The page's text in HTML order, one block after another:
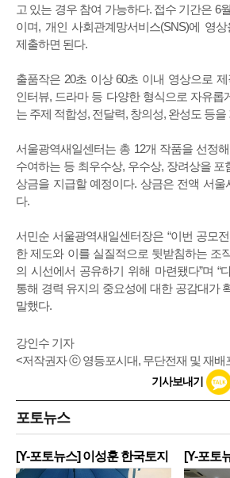
고 있는 경우 참여 가능하다. 접수 기간은 6
이며, 개인 사회관계망서비스(SNS)에 영
제출하면 된다.
출품작은 20초 이상 60초 이내 영상으로
인터뷰, 드라마 등 다양한 형식으로 자유롭
는 주제 적합성, 전달력, 창의성, 완성도 등
서울광역새일센터는 총 12개 작품을 선정
수여하는 등 최우수상, 우수상, 장려상을 포
상금을 지급할 예정이다. 상금은 전액 서울
다.
서민순 서울광역새일센터장은 “이번 공모
한 제도와 이를 실질적으로 뒷받침하는 조
의 시선에서 공유하기 위해 마련됐다”며 “
통해 경력 유지의 중요성에 대한 공감대가
말했다.
강인수 기자
<저작권자 ⓒ 영등포시대, 무단전재 및 재배
기사보내기
포토뉴스
[Y-포토뉴스] 이성훈 한국토지
주
[Y-포토
영